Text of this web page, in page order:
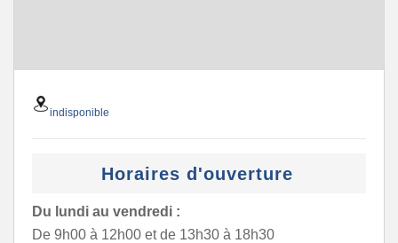
indisponible
Horaires d'ouverture
Du lundi au vendredi :
De 9h00 à 12h00 et de 13h30 à 18h30